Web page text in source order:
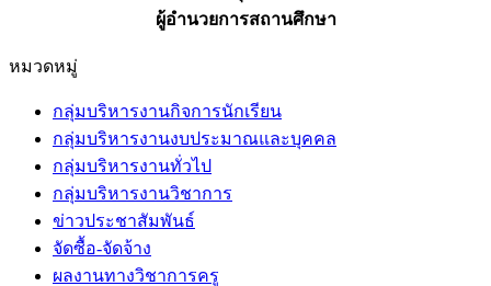
ผู้อำนวยการสถานศึกษา
หมวดหมู่
กลุ่มบริหารงานกิจการนักเรียน
กลุ่มบริหารงานงบประมาณและบุคคล
กลุ่มบริหารงานทั่วไป
กลุ่มบริหารงานวิชาการ
ข่าวประชาสัมพันธ์
จัดซื้อ-จัดจ้าง
ผลงานทางวิชาการครู